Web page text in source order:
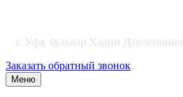
г. Уфа, бульвар Хадии Давлетшиной
Заказать обратный звонок
Меню